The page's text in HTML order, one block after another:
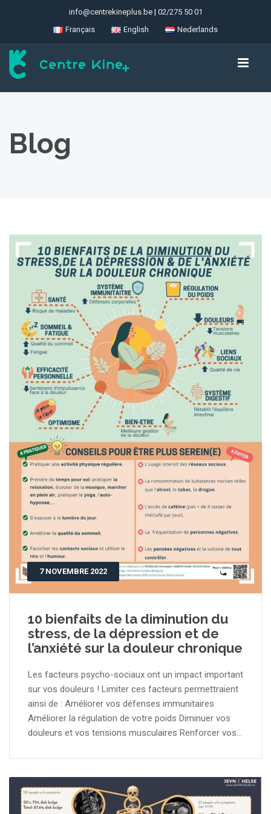
info@centrekineplus.be| 02/275 50 01
Français
English Nederlands
Blog
7 NOVEMBRE 2022
10 bienfaits de la diminution du
stress, de la dépression et de
l’anxiété sur la douleur chronique
Les facteurs psycho-sociaux ont un impact important
sur vos douleurs ! Limiter ces facteurs permettraient
ainsi de : Améliorer vos défenses immunitaires
Améliorer la régulation de votre poids Diminuer vos
douleurs et vos tensions musculaires Renforcer vos...